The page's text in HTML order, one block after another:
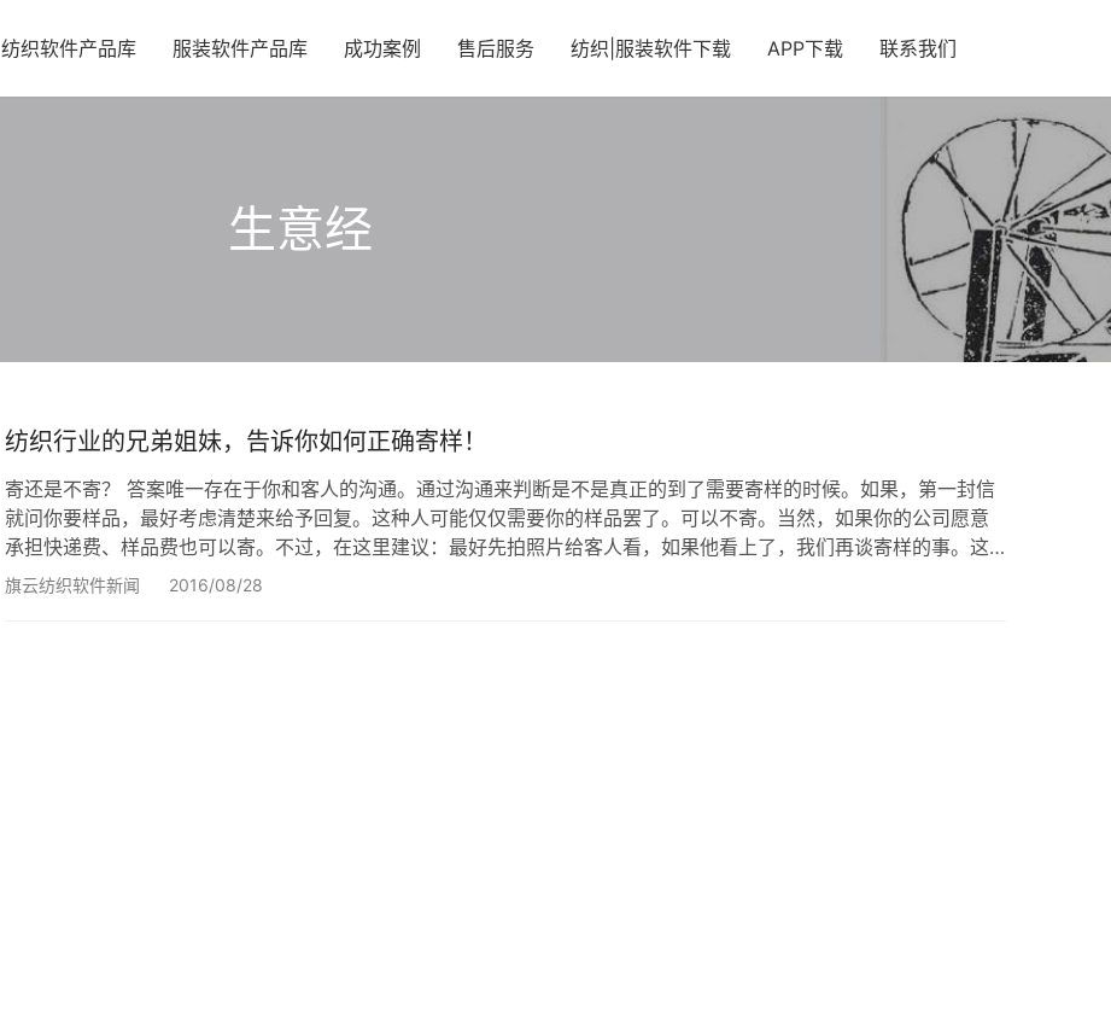
纺织软件产品库 服装软件产品库 成功案例 售后服务 纺织|服装软件下载 APP下载 联系我们
生意经
纺织行业的兄弟姐妹，告诉你如何正确寄样！
寄还是不寄？ 答案唯一存在于你和客人的沟通。通过沟通来判断是不是真正的到了需要寄样的时候。如果，第一封信
就问你要样品，最好考虑清楚来给予回复。这种人可能仅仅需要你的样品罢了。可以不寄。当然，如果你的公司愿意
承担快递费、样品费也可以寄。不过，在这里建议：最好先拍照片给客人看，如果他看上了，我们再谈寄样的事。这
样就避免了很多不必要的麻烦。 寄应该这样来寄 一、样品及资料要齐全 样品就是客户考核你和你公司的方式，所以
旗云纺织软件新闻 2016/08/28